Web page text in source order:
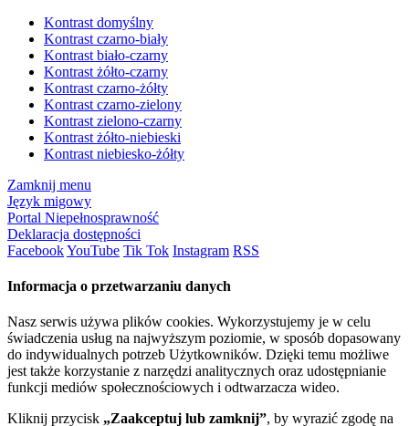
Kontrast domyślny
Kontrast czarno-biały
Kontrast biało-czarny
Kontrast żółto-czarny
Kontrast czarno-żółty
Kontrast czarno-zielony
Kontrast zielono-czarny
Kontrast żółto-niebieski
Kontrast niebiesko-żółty
Zamknij menu
Język migowy
Portal Niepełnosprawność
Deklaracja dostępności
FacebookYouTube Tik Tok Instagram RSS
Informacja o przetwarzaniu danych
Nasz serwis używa plików cookies. Wykorzystujemy je w celu
świadczenia usług na najwyższym poziomie, w sposób dopasowany
do indywidualnych potrzeb Użytkowników. Dzięki temu możliwe
jest także korzystanie z narzędzi analitycznych oraz udostępnianie
funkcji mediów społecznościowych i odtwarzacza wideo.
Kliknij przycisk „Zaakceptuj lub zamknij”, by wyrazić zgodę na